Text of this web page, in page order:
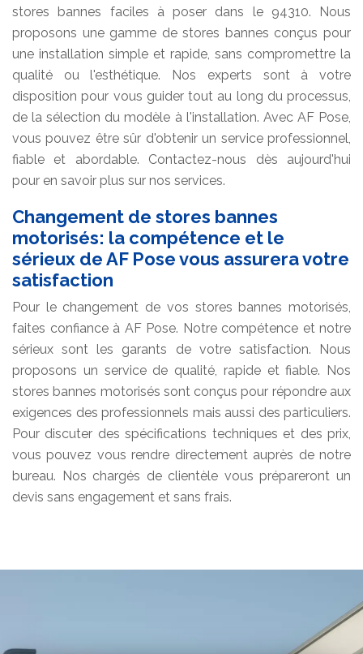
stores bannes faciles à poser dans le 94310. Nous
proposons une gamme de stores bannes conçus pour
une installation simple et rapide, sans compromettre la
qualité ou l'esthétique. Nos experts sont à votre
disposition pour vous guider tout au long du processus,
de la sélection du modèle à l'installation. Avec AF Pose,
vous pouvez être sûr d'obtenir un service professionnel,
fiable et abordable. Contactez-nous dès aujourd'hui
pour en savoir plus sur nos services.
Changement de stores bannes
motorisés: la compétence et le
sérieux de AF Pose vous assurera votre
satisfaction
Pour le changement de vos stores bannes motorisés,
faites confiance à AF Pose. Notre compétence et notre
sérieux sont les garants de votre satisfaction. Nous
proposons un service de qualité, rapide et fiable. Nos
stores bannes motorisés sont conçus pour répondre aux
exigences des professionnels mais aussi des particuliers.
Pour discuter des spécifications techniques et des prix,
vous pouvez vous rendre directement auprès de notre
bureau. Nos chargés de clientèle vous prépareront un
devis sans engagement et sans frais.